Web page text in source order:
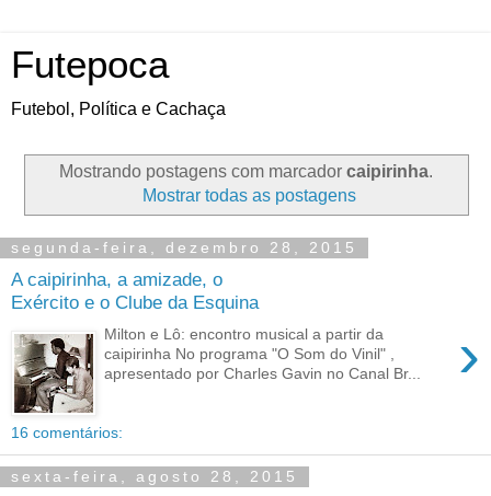
Futepoca
Futebol, Política e Cachaça
Mostrando postagens com marcador caipirinha.
Mostrar todas as postagens
segunda-feira, dezembro 28, 2015
A caipirinha, a amizade, o
Exército e o Clube da Esquina
›
Milton e Lô: encontro musical a partir da
caipirinha No programa "O Som do Vinil" ,
apresentado por Charles Gavin no Canal Br...
16 comentários:
sexta-feira, agosto 28, 2015